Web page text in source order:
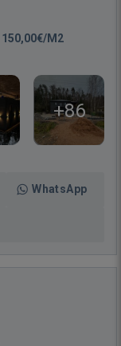
150,00€/M2
+86
WhatsApp